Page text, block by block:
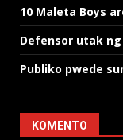
10 Maleta Boys
Defensor utak
Publiko pwede
KOMENTO